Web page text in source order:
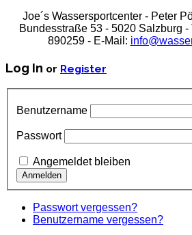
Joe´s Wassersportcenter - Peter
Bundesstraße 53 - 5020 Salzburg -
890259 - E-Mail:
Log In or Register
Benutzername
Passwort
Angemeldet bleiben
Passwort vergessen?
Benutzername vergessen?